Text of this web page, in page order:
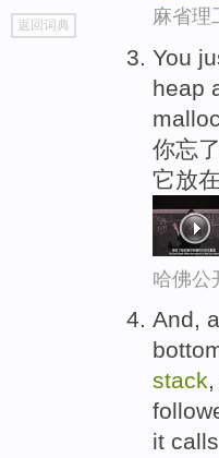
go
top
返回词典 麻省理
You
heap
你忘
它放
哈佛公
And,
stack
it